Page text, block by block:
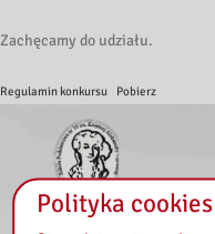
Zachęcamy do udziału.
Regulamin konkursu Pobierz
Polityka